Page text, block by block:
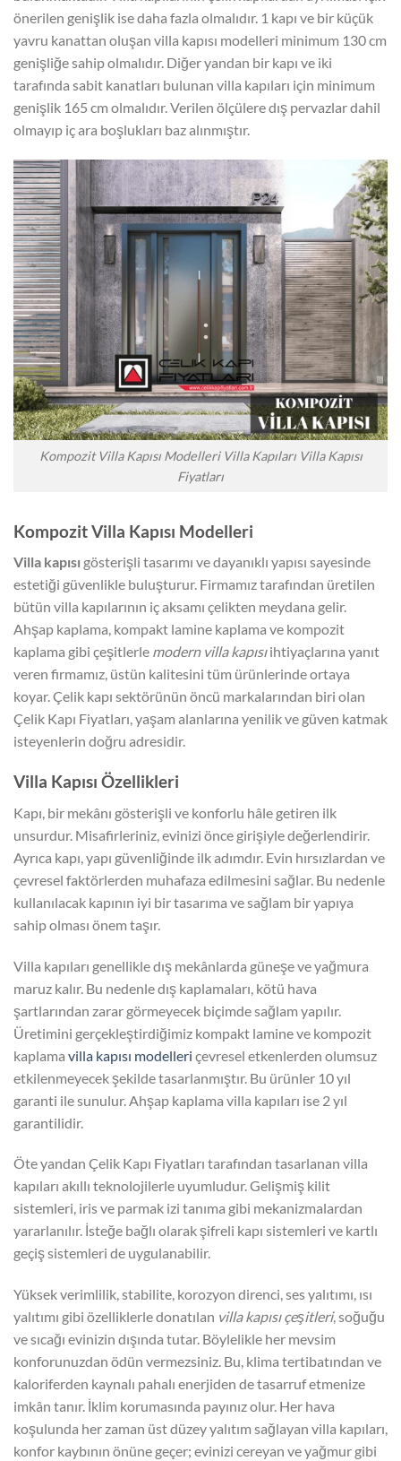
önerilen genişlik ise daha fazla olmalıdır. 1 kapı ve bir küçük
yavru kanattan oluşan villa kapısı modelleri minimum 130 cm
genişliğe sahip olmalıdır. Diğer yandan bir kapı ve iki
tarafında sabit kanatları bulunan villa kapıları için minimum
genişlik 165 cm olmalıdır. Verilen ölçülere dış pervazlar dahil
olmayıp iç ara boşlukları baz alınmıştır.
Kompozit Villa Kapısı Modelleri Villa Kapıları Villa Kapısı
Fiyatları
Kompozit Villa Kapısı Modelleri
Villa kapısı gösterişli tasarımı ve dayanıklı yapısı sayesinde
estetiği güvenlikle buluşturur. Firmamız tarafından üretilen
bütün villa kapılarının iç aksamı çelikten meydana gelir.
Ahşap kaplama, kompakt lamine kaplama ve kompozit
kaplama gibi çeşitlerle modern villa kapısıihtiyaçlarına yanıt
veren firmamız, üstün kalitesini tüm ürünlerinde ortaya
koyar. Çelik kapı sektörünün öncü markalarından biri olan
Çelik Kapı Fiyatları, yaşam alanlarına yenilik ve güven katmak
isteyenlerin doğru adresidir.
Villa Kapısı Özellikleri
Kapı, bir mekânı gösterişli ve konforlu hâle getiren ilk
unsurdur. Misafirleriniz, evinizi önce girişiyle değerlendirir.
Ayrıca kapı, yapı güvenliğinde ilk adımdır. Evin hırsızlardan ve
çevresel faktörlerden muhafaza edilmesini sağlar. Bu nedenle
kullanılacak kapının iyi bir tasarıma ve sağlam bir yapıya
sahip olması önem taşır.
Villa kapıları genellikle dış mekânlarda güneşe ve yağmura
maruz kalır. Bu nedenle dış kaplamaları, kötü hava
şartlarından zarar görmeyecek biçimde sağlam yapılır.
Üretimini gerçekleştirdiğimiz kompakt lamine ve kompozit
kaplama villa kapısı modelleri çevresel etkenlerden olumsuz
etkilenmeyecek şekilde tasarlanmıştır. Bu ürünler 10 yıl
garanti ile sunulur. Ahşap kaplama villa kapıları ise 2 yıl
garantilidir.
Öte yandan Çelik Kapı Fiyatları tarafından tasarlanan villa
kapıları akıllı teknolojilerle uyumludur. Gelişmiş kilit
sistemleri, iris ve parmak izi tanıma gibi mekanizmalardan
yararlanılır. İsteğe bağlı olarak şifreli kapı sistemleri ve kartlı
geçiş sistemleri de uygulanabilir.
Yüksek verimlilik, stabilite, korozyon direnci, ses yalıtımı, ısı
yalıtımı gibi özelliklerle donatılan villa kapısı çeşitleri, soğuğu
ve sıcağı evinizin dışında tutar. Böylelikle her mevsim
konforunuzdan ödün vermezsiniz. Bu, klima tertibatından ve
kaloriferden kaynalı pahalı enerjiden de tasarruf etmenize
imkân tanır. İklim korumasında payınız olur. Her hava
koşulunda her zaman üst düzey yalıtım sağlayan villa kapıları,
konfor kaybının önüne geçer; evinizi cereyan ve yağmur gibi